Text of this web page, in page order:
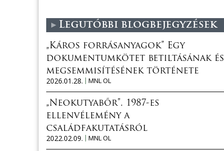
Legutóbbi blogbejegyzések
„Káros forrásanyagok” Egy
dokumentumkötet betiltásának és
megsemmisítésének története
2026.01.28.
MNL OL
„Neokutyabőr”. 1987-es
ellenvélemény a
családfakutatásról
2022.02.09.
MNL OL